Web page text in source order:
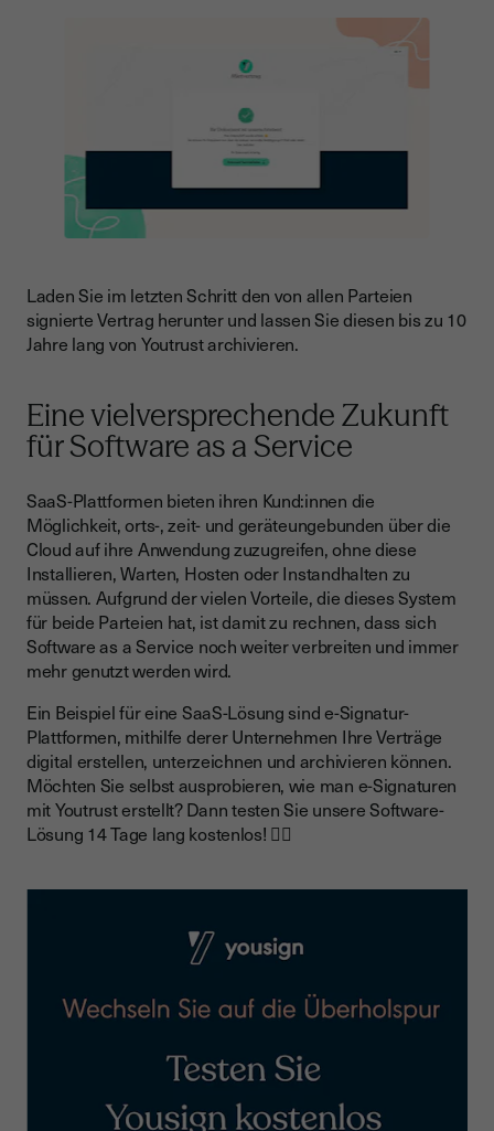
Laden Sie im letzten Schritt den von allen Parteien
signierte Vertrag herunter und lassen Sie diesen bis zu 10
Jahre lang von Youtrust archivieren.
Eine vielversprechende Zukunft
für Software as a Service
SaaS-Plattformen bieten ihren Kund:innen die
Möglichkeit, orts-, zeit- und geräteungebunden über die
Cloud auf ihre Anwendung zuzugreifen, ohne diese
Installieren, Warten, Hosten oder Instandhalten zu
müssen. Aufgrund der vielen Vorteile, die dieses System
für beide Parteien hat, ist damit zu rechnen, dass sich
Software as a Service noch weiter verbreiten und immer
mehr genutzt werden wird.
Ein Beispiel für eine SaaS-Lösung sind e-Signatur-
Plattformen, mithilfe derer Unternehmen Ihre Verträge
digital erstellen, unterzeichnen und archivieren können.
Möchten Sie selbst ausprobieren, wie man e-Signaturen
mit Youtrust erstellt? Dann testen Sie unsere Software-
Lösung 14 Tage lang kostenlos! 👇🏼